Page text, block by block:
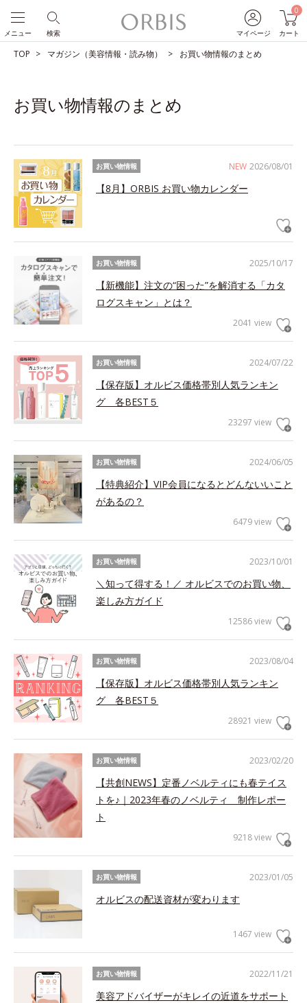
マイページ
0
カート
検索
メニュー
TOP マガジン（美容情報・読み物） お買い物情報のまとめ
お買い物情報のまとめ
NEW 2026/08/01
お買い物情報
【8月】ORBIS お買い物カレンダー
2025/10/17
お買い物情報
【新機能】注文の“困った”を解消する「カタ
ログスキャン」とは？
2041 view
2024/07/22
お買い物情報
【保存版】オルビス価格帯別人気ランキン
グ 各BEST５
23297 view
2024/06/05
お買い物情報
【特典紹介】VIP会員になるとどんないいこと
があるの？
6479 view
2023/10/01
お買い物情報
＼知って得する！／ オルビスでのお買い物、
楽しみ方ガイド
12586 view
2023/08/04
お買い物情報
【保存版】オルビス価格帯別人気ランキン
グ 各BEST５
28921 view
2023/02/20
お買い物情報
【共創NEWS】定番ノベルティにも春テイス
トを♪｜2023年春のノベルティ 制作レポー
ト
9218 view
2023/01/05
お買い物情報
オルビスの配送資材が変わります
1467 view
2022/11/21
お買い物情報
美容アドバイザーがキレイの近道をサポート